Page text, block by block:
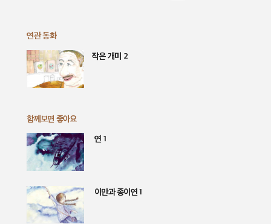
연관 동화
작은 개미 2
함께보면 좋아요
연 1
이만과 종이연 1